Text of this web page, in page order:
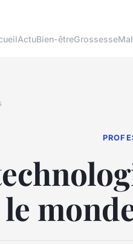
ActuBien-êtreGrossesse